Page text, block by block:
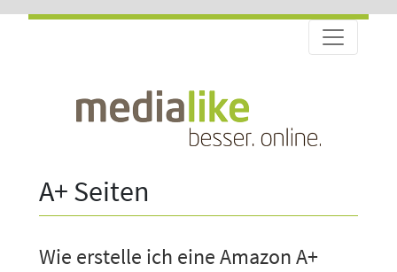
A+ Seiten
Wie erstelle ich eine Amazon A+